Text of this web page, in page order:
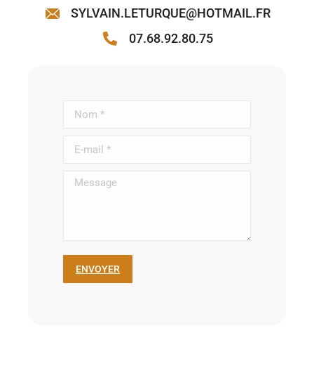
SYLVAIN.LETURQUE@HOTMAIL.FR
07.68.92.80.75
Nom *
E-mail *
Message
ENVOYER